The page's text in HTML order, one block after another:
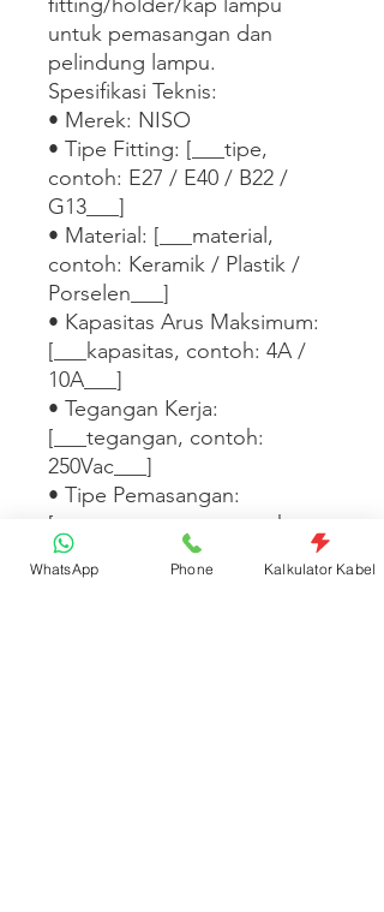
untuk pemasangan dan
pelindung lampu.
Spesifikasi Teknis:
• Merek: NISO
• Tipe Fitting: [___tipe,
contoh: E27 / E40 / B22 /
G13___]
• Material: [___material,
contoh: Keramik / Plastik /
Porselen___]
• Kapasitas Arus Maksimum:
[___kapasitas, contoh: 4A /
10A___]
• Tegangan Kerja:
[___tegangan, contoh:
250Vac___]
• Tipe Pemasangan:
[___pemasangan, contoh:
Plafon / Gantung /
Dinding___]
WhatsApp Phone Kalkulator Kabel